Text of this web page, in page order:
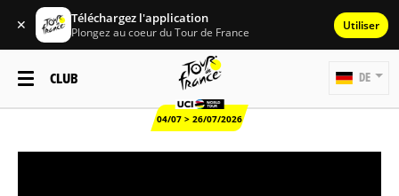
✕ Téléchargez l'application
Plongez au coeur du Tour de France Utiliser
CLUB
04/07 > 26/07/2026
DE